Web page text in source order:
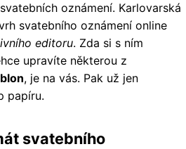
oznámení. Karlovarská
svatebního oznámení online
editoru. Zda si s ním
upravíte některou z
, je na vás. Pak už jen
papíru.
svatebního